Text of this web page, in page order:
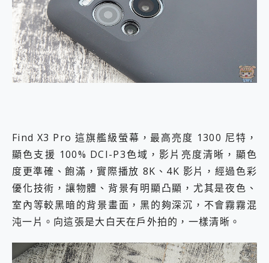
Find X3 Pro 這旗艦級螢幕，最高亮度 1300 尼特，
顯色支援 100% DCI-P3色域，影片亮度清晰，顯色
度更準確、飽滿，實際播放 8K、4K 影片，經過色彩
優化技術，讓物體、背景有明顯凸顯，尤其是夜色、
室內等較黑暗的背景畫面，黑的夠深沉，不會霧霧混
沌一片。向這張是大白天在戶外拍的，一樣清晰。